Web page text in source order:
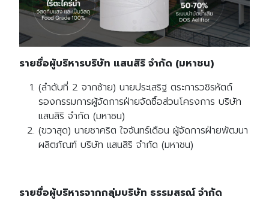
รายชื่อผู้บริหารบริษัท แสนสิริ จำกัด (มหาชน)
(ลำดับที่ 2 จากซ้าย) นายประเสริฐ ตระการวชิรหัตถ์
รองกรรมการผู้จัดการฝ่ายจัดซื้อส่วนโครงการ บริษัท
แสนสิริ จำกัด (มหาชน)
(ขวาสุด) นายชาคริต ใจจันทร์เดือน ผู้จัดการฝ่ายพัฒนา
ผลิตภัณฑ์ บริษัท แสนสิริ จำกัด (มหาชน)
รายชื่อผู้บริหารจากกลุ่มบริษัท ธรรมสรณ์ จำกัด